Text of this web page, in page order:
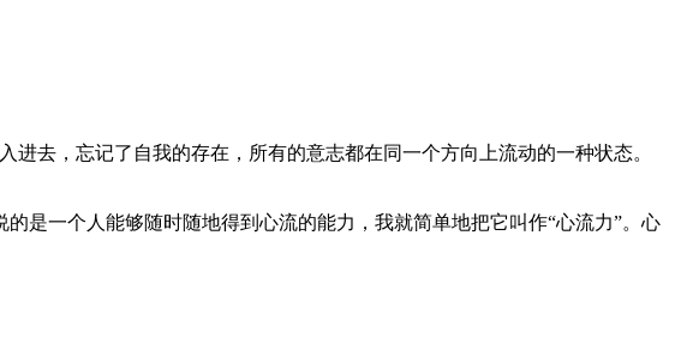
去，忘记了自我的存在，所有的意志都在同一个方向上流动的一种状态。
一个人能够随时随地得到心流的能力，我就简单地把它叫作“心流力”。心